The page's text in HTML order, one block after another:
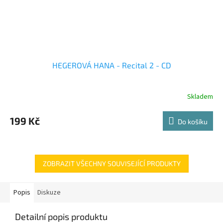
HEGEROVÁ HANA - Recital 2 - CD
Skladem
199 Kč Do košíku
ZOBRAZIT VŠECHNY SOUVISEJÍCÍ PRODUKTY
Popis Diskuze
Detailní popis produktu